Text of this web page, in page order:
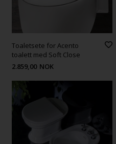
Toaletsete for Acento
toalett med Soft Close
2.859,00 NOK